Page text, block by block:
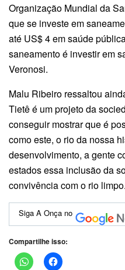
Organização Mundial da
que se investe em
até US$ 4 em saúde
saneamento é investir em
Veronosi.
Malu Ribeiro ressaltou
Tietê é um projeto da
conseguir mostrar que é
como este, o rio da nossa
desenvolvimento, a gente
estados essa inclusão da
convivência com o rio
Siga A Onça no
Compartilhe isso: